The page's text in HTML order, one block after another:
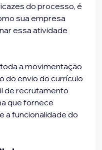
do processo, é
sua empresa
essa atividade
a movimentação
do envio do currículo
de recrutamento
que fornece
a funcionalidade do